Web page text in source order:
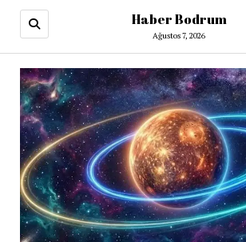
Haber Bodrum
Ağustos 7, 2026